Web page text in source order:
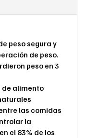
peso segura y
de peso.
peso en 3
de alimento
las comidas
la
el 83% de los